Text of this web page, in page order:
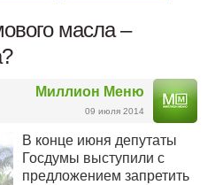
масла –
Миллион Меню
09 июля 2014
В конце июня депутаты
Госдумы выступили с
предложением запретить